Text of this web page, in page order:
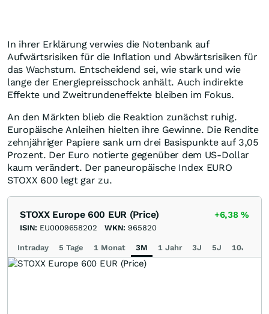
In ihrer Erklärung verwies die Notenbank auf
Aufwärtsrisiken für die Inflation und Abwärtsrisiken für
das Wachstum. Entscheidend sei, wie stark und wie
lange der Energiepreisschock anhält. Auch indirekte
Effekte und Zweitrundeneffekte bleiben im Fokus.
An den Märkten blieb die Reaktion zunächst ruhig.
Europäische Anleihen hielten ihre Gewinne. Die Rendite
zehnjähriger Papiere sank um drei Basispunkte auf 3,05
Prozent. Der Euro notierte gegenüber dem US-Dollar
kaum verändert. Der paneuropäische Index EURO
STOXX 600 legt gar zu.
STOXX Europe 600 EUR (Price) +6,38%
ISIN: EU0009658202 WKN: 965820
Intraday 5 Tage 1 Monat 3M 1 Jahr 3J 5J 10J